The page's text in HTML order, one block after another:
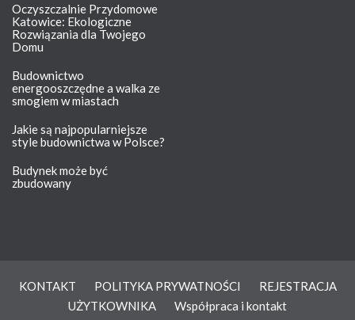
Oczyszczalnie Przydomowe
Katowice: Ekologiczne
Rozwiązania dla Twojego
Domu
Budownictwo
energooszczędne a walka ze
smogiem w miastach
Jakie są najpopularniejsze
style budownictwa w Polsce?
Budynek może być
zbudowany
KONTAKT POLITYKA PRYWATNOŚCI
REJESTRACJA
UŻYTKOWNIKA
Współpraca i kontakt